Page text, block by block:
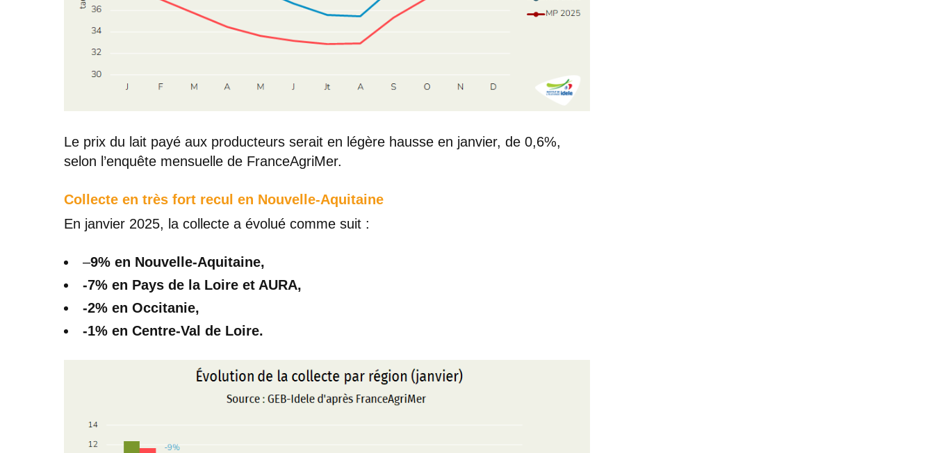
Le prix du lait payé aux producteurs serait en légère hausse en janvier, de 0,6%,
selon l’enquête mensuelle de FranceAgriMer.
Collecte en très fort recul en Nouvelle-Aquitaine
En janvier 2025, la collecte a évolué comme suit :
–9% en Nouvelle-Aquitaine,
-7% en Pays de la Loire et AURA,
-2% en Occitanie,
-1% en Centre-Val de Loire.